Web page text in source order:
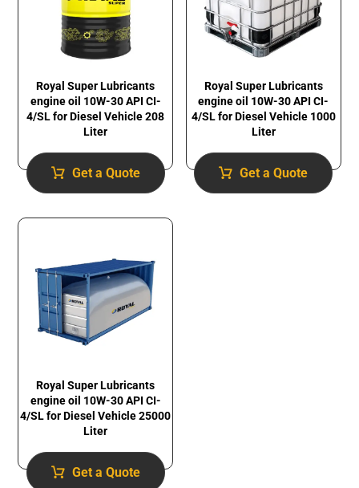
Royal Super Lubricants
engine oil 10W-30 API CI-
4/SL for Diesel Vehicle 208
Liter
Get a Quote
Royal Super Lubricants
engine oil 10W-30 API CI-
4/SL for Diesel Vehicle 1000
Liter
Get a Quote
Royal Super Lubricants
engine oil 10W-30 API CI-
4/SL for Diesel Vehicle 25000
Liter
Get a Quote